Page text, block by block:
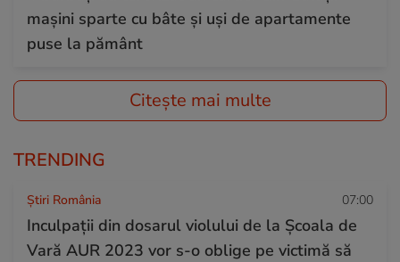
mașini sparte cu bâte și uși de apartamente
puse la pământ
Citește mai multe
TRENDING
Știri România 07:00
Inculpații din dosarul violului de la Școala de
Vară AUR 2023 vor s-o oblige pe victimă să